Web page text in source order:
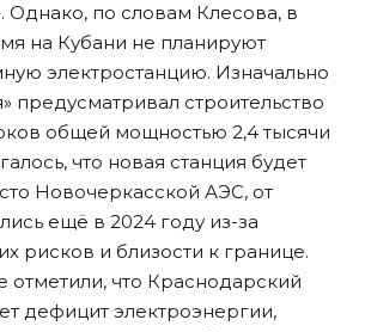
. Однако, по словам Клесова, в
на Кубани не планируют
электростанцию. Изначально
предусматривал строительство
общей мощностью 2,4 тысячи
что новая станция будет
Новочеркасской АЭС, от
ещё в 2024 году из-за
рисков и близости к границе.
отметили, что Краснодарский
дефицит электроэнергии,